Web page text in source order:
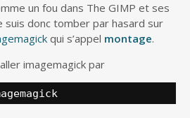
un fou dans The GIMP et ses
suis donc tomber par hasard sur
qui s’appel montage.
imagemagick par